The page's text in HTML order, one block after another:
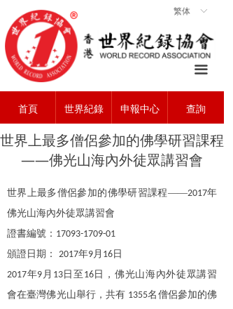
首頁 世界紀錄 申報中心 查詢
ꀅ
繁体
끀
ꀇ 首頁
ꄃ 關於協會
ꁡ 世界紀錄
ꄠ 查詢中心
ꂐ 申報中心
聯系我們
世界上最多僧侶參加的佛學研習課程
——佛光山海內外徒眾講習會
世界上最多僧侶參加的佛學研習課程——2017年
佛光山海內外徒眾講習會
證書編號： 17093-1709-01
頒證日期：
2017年9月 16 日
2017年9 月 13日至 16日，佛光山海內外徒眾講習
會在臺灣佛光山舉行，共有 1355名僧侶參加的佛